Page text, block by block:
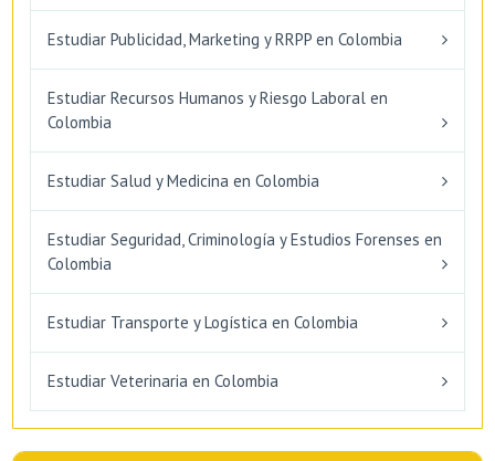
Estudiar Publicidad, Marketing y RRPP en Colombia
Estudiar Recursos Humanos y Riesgo Laboral en
Colombia
Estudiar Salud y Medicina en Colombia
Estudiar Seguridad, Criminología y Estudios Forenses en
Colombia
Estudiar Transporte y Logística en Colombia
Estudiar Veterinaria en Colombia